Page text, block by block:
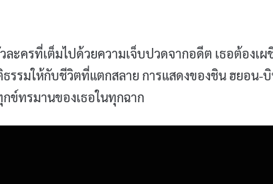
ละครที่เต็มไปด้วยความเจ็บปวดจากอดีต เธอต้องเ
รรมให้กับชีวิตที่แตกสลาย การแสดงของชิน ฮยอน-
กข์ทรมานของเธอในทุกฉาก